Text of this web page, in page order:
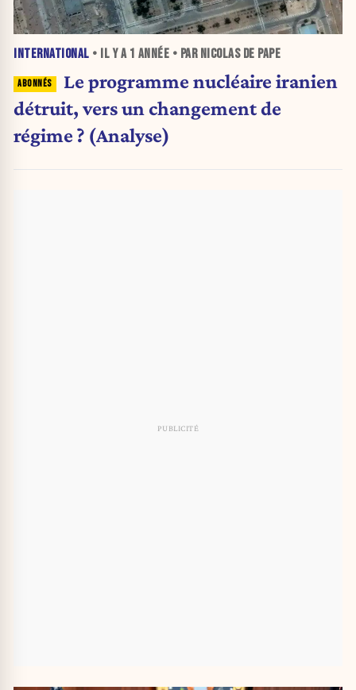
INTERNATIONAL • IL Y A 1 ANNÉE • PAR NICOLAS DE PAPE
Le programme nucléaire iranien
détruit, vers un changement de
régime ? (Analyse)